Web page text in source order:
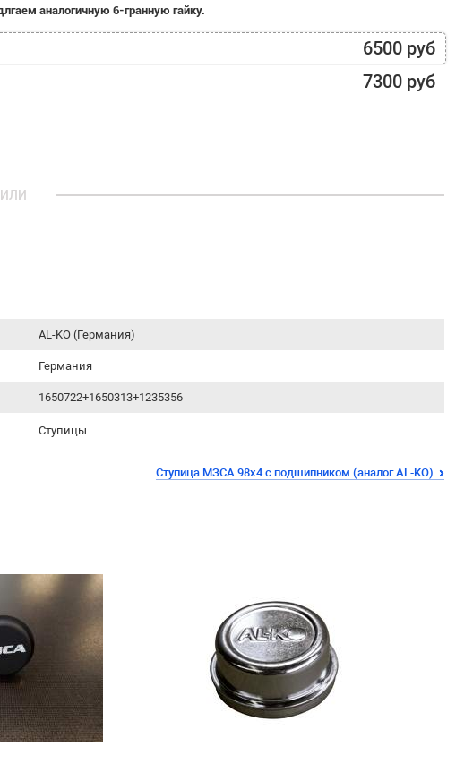
аналогичную 6-гранную гайку.
6500 руб
7300 руб
ИЛИ
AL-KO (Германия)
Германия
1650722+1650313+1235356
Ступицы
Ступица МЗСА 98x4 с подшипником (аналог AL-KO)